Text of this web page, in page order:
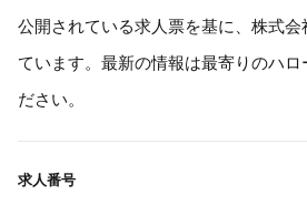
公開されている求人票を基に、株式会
ています。最新の情報は最寄りのハロ
ださい。
求人番号